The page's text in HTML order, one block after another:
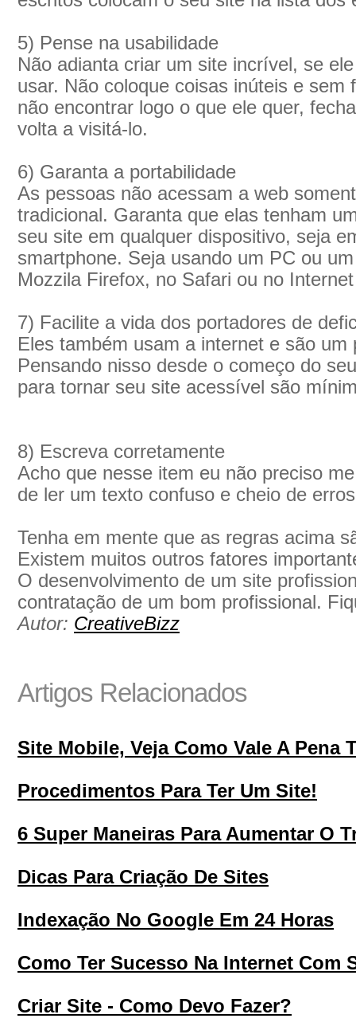
5) Pense na usabilidade
Não adianta criar um site incrível, se
usar. Não coloque coisas inúteis e sem
não encontrar logo o que ele quer,
volta a visitá-lo.
6) Garanta a portabilidade
As pessoas não acessam a web
tradicional. Garanta que elas tenham
seu site em qualquer dispositivo, seja
smartphone. Seja usando um PC ou
Mozzila Firefox, no Safari ou no
7) Facilite a vida dos portadores de
Eles também usam a internet e são um
Pensando nisso desde o começo do
para tornar seu site acessível são
8) Escreva corretamente
Acho que nesse item eu não preciso
de ler um texto confuso e cheio de
Tenha em mente que as regras acima
Existem muitos outros fatores
O desenvolvimento de um site
contratação de um bom profissional.
Autor: CreativeBizz
Artigos Relacionados
Site Mobile, Veja Como Vale A Pena
Procedimentos Para Ter Um Site!
6 Super Maneiras Para Aumentar O
Dicas Para Criação De Sites
Indexação No Google Em 24 Horas
Como Ter Sucesso Na Internet Com
Criar Site - Como Devo Fazer?